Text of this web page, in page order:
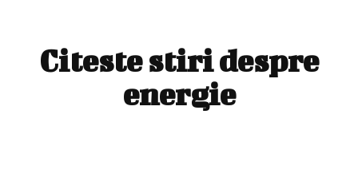
Citeste stiri despre
energie